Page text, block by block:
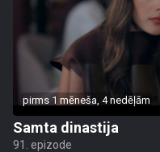
pirms 1 mēneša, 4 nedēļām
Samta dinastija
91. epizode